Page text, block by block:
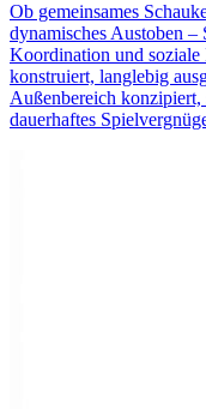
Ob gemeinsames
dynamisches Austoben
Koordination und soziale
konstruiert, langlebig
Außenbereich konzipiert,
dauerhaftes